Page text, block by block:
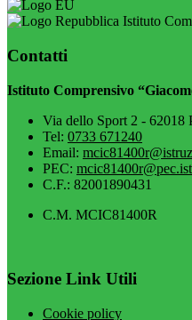
Istituto
Contatti
Istituto Comprensivo
Via dello Sport 2 - 62018
Tel: 0733 671240
Email:
PEC:
C.F.: 82001890431
C.M. MCIC81400R
Sezione Link Utili
Cookie policy